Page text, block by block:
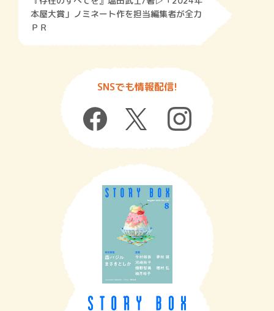
本屋大賞」ノミネート作を担当編集者が全力
ＰＲ
SNSでも情報配信!